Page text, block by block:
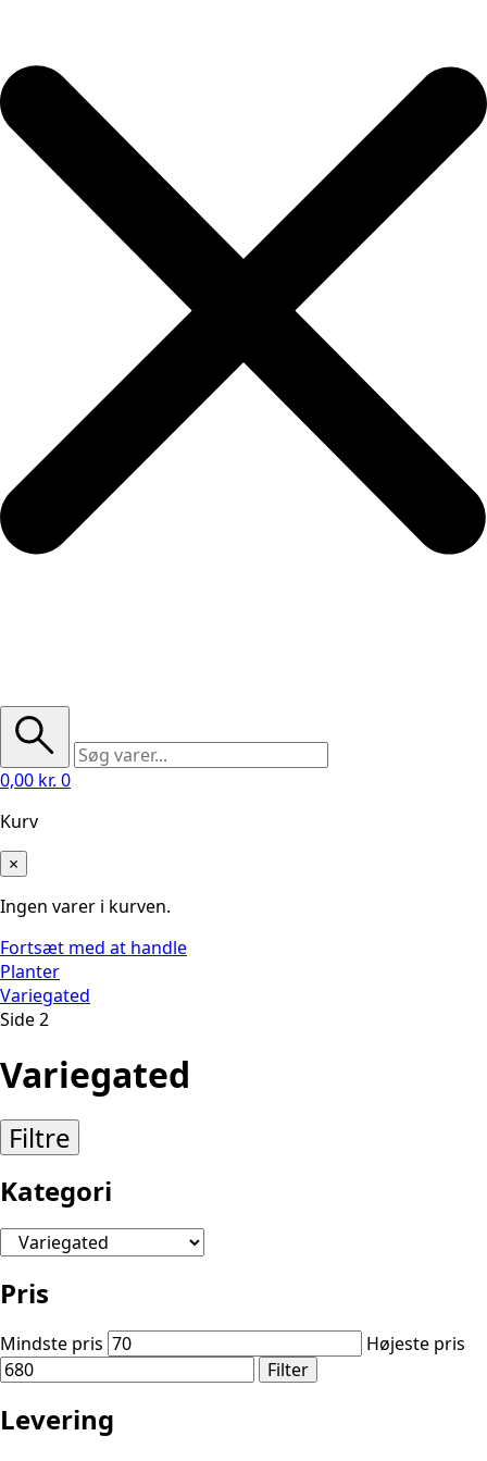
0,00 kr. 0
Kurv
×
Ingen varer i kurven.
Fortsæt med at handle
Planter
Variegated
Side 2
Variegated
Filtre
Kategori
Pris
Mindste pris
Højeste pris
Filter
Levering